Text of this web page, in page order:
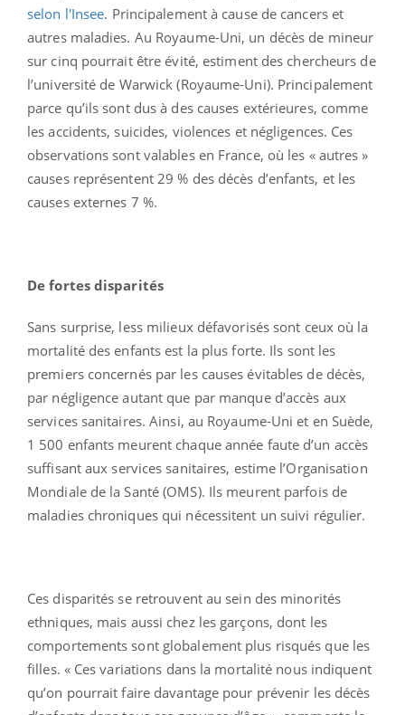
selon l'Insee. Principalement à cause de cancers et
autres maladies. Au Royaume-Uni, un décès de mineur
sur cinq pourrait être évité, estiment des chercheurs de
l’université de Warwick (Royaume-Uni). Principalement
parce qu’ils sont dus à des causes extérieures, comme
les accidents, suicides, violences et négligences. Ces
observations sont valables en France, où les « autres »
causes représentent 29 % des décès d’enfants, et les
causes externes 7 %.
De fortes disparités
Sans surprise, less milieux défavorisés sont ceux où la
mortalité des enfants est la plus forte. Ils sont les
premiers concernés par les causes évitables de décès,
par négligence autant que par manque d’accès aux
services sanitaires. Ainsi, au Royaume-Uni et en Suède,
1 500 enfants meurent chaque année faute d’un accès
suffisant aux services sanitaires, estime l’Organisation
Mondiale de la Santé (OMS). Ils meurent parfois de
maladies chroniques qui nécessitent un suivi régulier.
Ces disparités se retrouvent au sein des minorités
ethniques, mais aussi chez les garçons, dont les
comportements sont globalement plus risqués que les
filles. « Ces variations dans la mortalité nous indiquent
qu’on pourrait faire davantage pour prévenir les décès